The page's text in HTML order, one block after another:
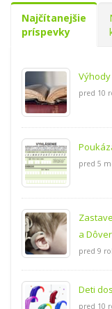
Najčítanejšie
príspevky
Výhody
pred 10
pred 5
a
pred 9
Deti
pred 10